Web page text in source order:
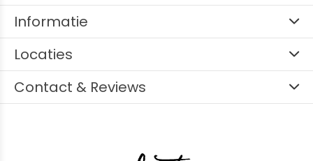
Informatie
Locaties
Contact & Reviews